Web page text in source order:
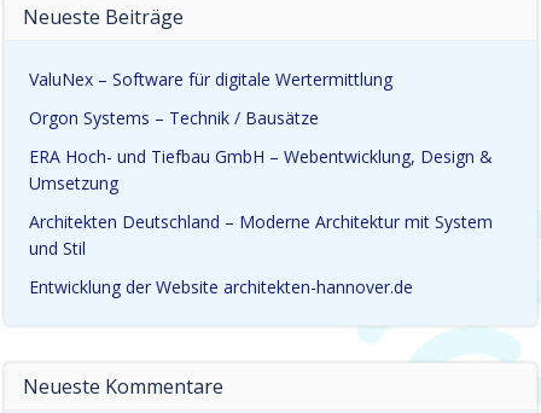
Neueste Beiträge
ValuNex – Software für digitale Wertermittlung
Orgon Systems – Technik / Bausätze
ERA Hoch- und Tiefbau GmbH – Webentwicklung, Design &
Umsetzung
Architekten Deutschland – Moderne Architektur mit System
und Stil
Entwicklung der Website architekten-hannover.de
Neueste Kommentare